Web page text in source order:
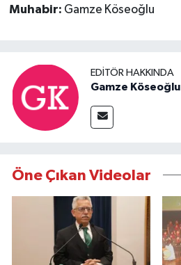
Muhabir: Gamze Köseoğlu
EDITÖR HAKKINDA
Gamze Köseoğlu
Öne Çıkan Videolar